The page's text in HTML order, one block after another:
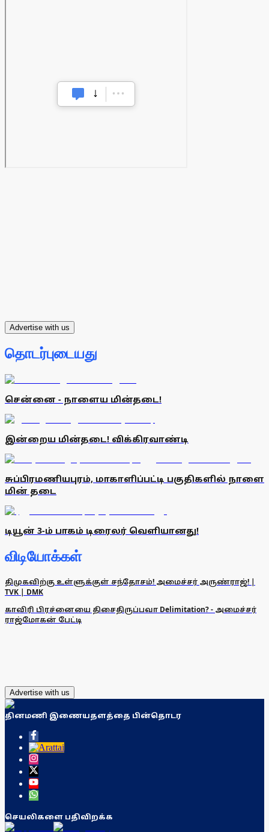
Advertise with us
தொடர்புடையது
சென்னை - நாளைய மின்தடை!
இன்றைய மின்தடை! விக்கிரவாண்டி
சுப்பிரமணியபுரம், மாகாளிப்பட்டி பகுதிகளில் நாளை
மின் தடை
டியூன் 3-ம் பாகம் டிரைலர் வெளியானது!
விடியோக்கள்
திமுகவிற்கு உள்ளுக்குள் சந்தோசம்! அமைச்சர் அருண்ராஜ்! |
TVK | DMK
காவிரி பிரச்னையை திசைதிருப்பவா Delimitation? - அமைச்சர்
ராஜ்மோகன் பேட்டி
Advertise with us
தினமணி இணையதளத்தை பின்தொடர
செயலிகளை பதிவிறக்க